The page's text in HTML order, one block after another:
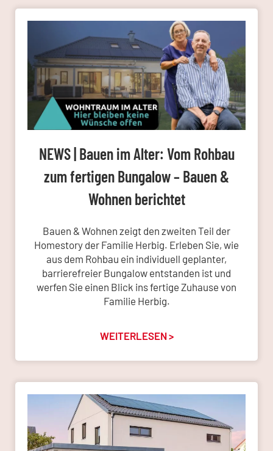
NEWS | Bauen im Alter: Vom Rohbau
zum fertigen Bungalow – Bauen &
Wohnen berichtet
Bauen & Wohnen zeigt den zweiten Teil der
Homestory der Familie Herbig. Erleben Sie, wie
aus dem Rohbau ein individuell geplanter,
barrierefreier Bungalow entstanden ist und
werfen Sie einen Blick ins fertige Zuhause von
Familie Herbig.
WEITERLESEN >